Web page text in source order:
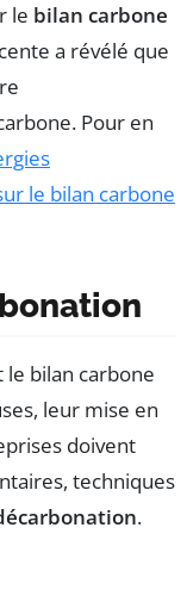
le bilan carbone
a révélé que
Pour en
le bilan carbone
bilan carbone
leur mise en
doivent
techniques
.